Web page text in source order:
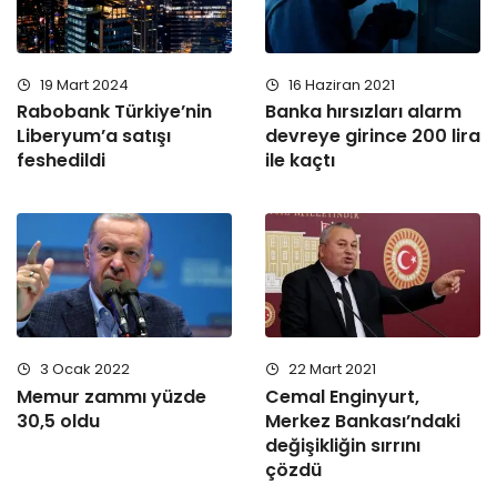
19 Mart 2024
Rabobank Türkiye’nin
Liberyum’a satışı
feshedildi
16 Haziran 2021
Banka hırsızları alarm
devreye girince 200 lira
ile kaçtı
3 Ocak 2022
Memur zammı yüzde
30,5 oldu
22 Mart 2021
Cemal Enginyurt,
Merkez Bankası’ndaki
değişikliğin sırrını
çözdü